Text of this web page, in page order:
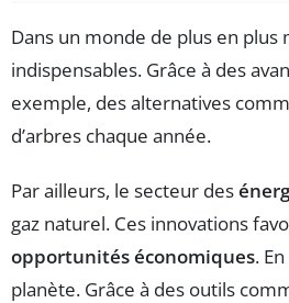
Dans un monde de plus en plus
indispensables. Grâce à des
exemple, des alternatives
d’arbres chaque année.
Par ailleurs, le secteur des
gaz naturel. Ces innovations
opportunités économiques.
planète. Grâce à des outils